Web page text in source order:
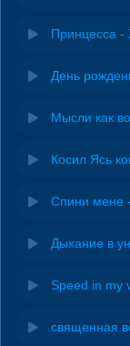
Принцесса
День
Мысли как
Косил Ясь
Спини мене
Дыхание в
Speed in my
священная